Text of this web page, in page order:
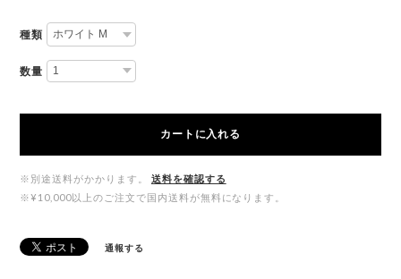
種類
数量
カートに入れる
※別途送料がかかります。
送料を確認する
※¥10,000以上のご注文で国内送料が無料になります。
通報する